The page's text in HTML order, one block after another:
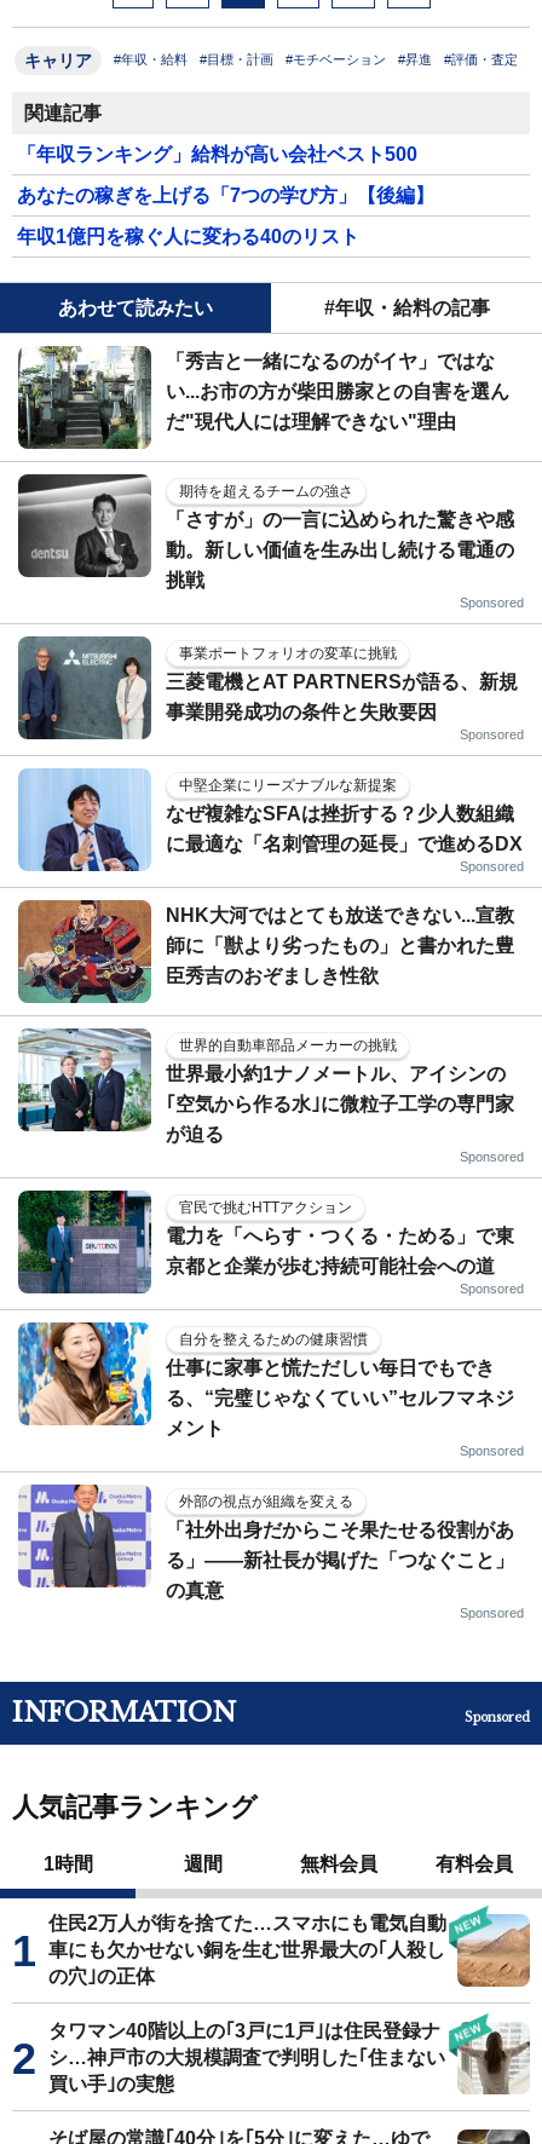
キャリア #年収・給料 #目標・計画 #モチベーション #昇進 #評価・査定
関連記事
「年収ランキング」給料が高い会社ベスト500
あなたの稼ぎを上げる「7つの学び方」【後編】
年収1億円を稼ぐ人に変わる40のリスト
あわせて読みたい #年収・給料の記事
「秀吉と一緒になるのがイヤ」ではな
い...お市の方が柴田勝家との自害を選ん
だ"現代人には理解できない"理由
期待を超えるチームの強さ
「さすが」の一言に込められた驚きや感
動。新しい価値を生み出し続ける電通の
挑戦
Sponsored
事業ポートフォリオの変革に挑戦
三菱電機とAT PARTNERSが語る、新規
事業開発成功の条件と失敗要因
Sponsored
中堅企業にリーズナブルな新提案
なぜ複雑なSFAは挫折する？少人数組織
に最適な「名刺管理の延長」で進めるDX
Sponsored
NHK大河ではとても放送できない...宣教
師に「獣より劣ったもの」と書かれた豊
臣秀吉のおぞましき性欲
世界的自動車部品メーカーの挑戦
世界最小約1ナノメートル、アイシンの
｢空気から作る水｣に微粒子工学の専門家
が迫る
Sponsored
官民で挑むHTTアクション
電力を「へらす・つくる・ためる」で東
京都と企業が歩む持続可能社会への道
Sponsored
自分を整えるための健康習慣
仕事に家事と慌ただしい毎日でもでき
る、“完璧じゃなくていい”セルフマネジ
メント
Sponsored
外部の視点が組織を変える
「社外出身だからこそ果たせる役割があ
る」――新社長が掲げた「つなぐこと」
の真意
Sponsored
INFORMATION Sponsored
人気記事ランキング
1時間 週間 無料会員 有料会員
住民2万人が街を捨てた…スマホにも電気自動
車にも欠かせない銅を生む世界最大の｢人殺し
の穴｣の正体
タワマン40階以上の｢3戸に1戸｣は住民登録ナ
シ…神戸市の大規模調査で判明した｢住まない
買い手｣の実態
そば屋の常識｢40分｣を｢5分｣に変えた…ゆで